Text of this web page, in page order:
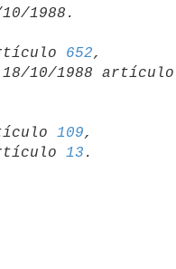
652,
18/10/1988 artículo
109,
13